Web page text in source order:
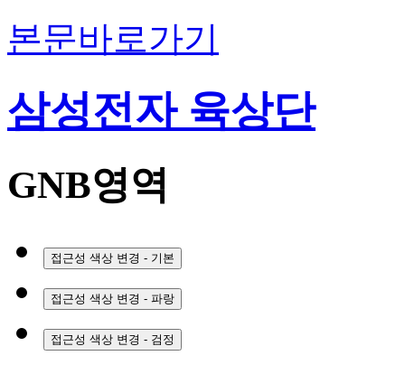
본문바로가기
삼성전자 육상단
GNB영역
접근성 색상 변경 - 기본
접근성 색상 변경 - 파랑
접근성 색상 변경 - 검정